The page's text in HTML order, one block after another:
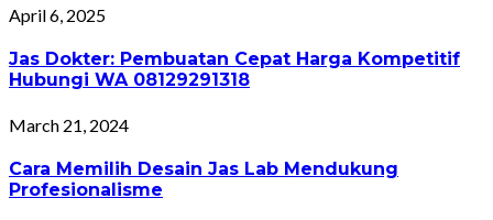
April 6, 2025
Jas Dokter: Pembuatan Cepat Harga Kompetitif
Hubungi WA 08129291318
March 21, 2024
Cara Memilih Desain Jas Lab Mendukung
Profesionalisme